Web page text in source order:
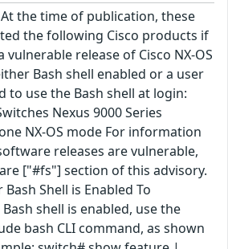
At the time of publication, these
the following Cisco products if
release of Cisco NX-OS
Bash shell enabled or a user
to use the Bash shell at login:
Nexus 9000 Series
NX-OS mode For information
releases are vulnerable,
["#fs"] section of this advisory.
Shell is Enabled To
shell is enabled, use the
bash CLI command, as shown